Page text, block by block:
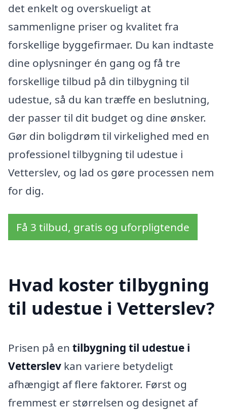
det enkelt og overskueligt at
sammenligne priser og kvalitet fra
forskellige byggefirmaer. Du kan indtaste
dine oplysninger én gang og få tre
forskellige tilbud på din tilbygning til
udestue, så du kan træffe en beslutning,
der passer til dit budget og dine ønsker.
Gør din boligdrøm til virkelighed med en
professionel tilbygning til udestue i
Vetterslev, og lad os gøre processen nem
for dig.
Få 3 tilbud, gratis og uforpligtende
Hvad koster tilbygning
til udestue i Vetterslev?
Prisen på en tilbygning til udestue i
Vetterslev kan variere betydeligt
afhængigt af flere faktorer. Først og
fremmest er størrelsen og designet af